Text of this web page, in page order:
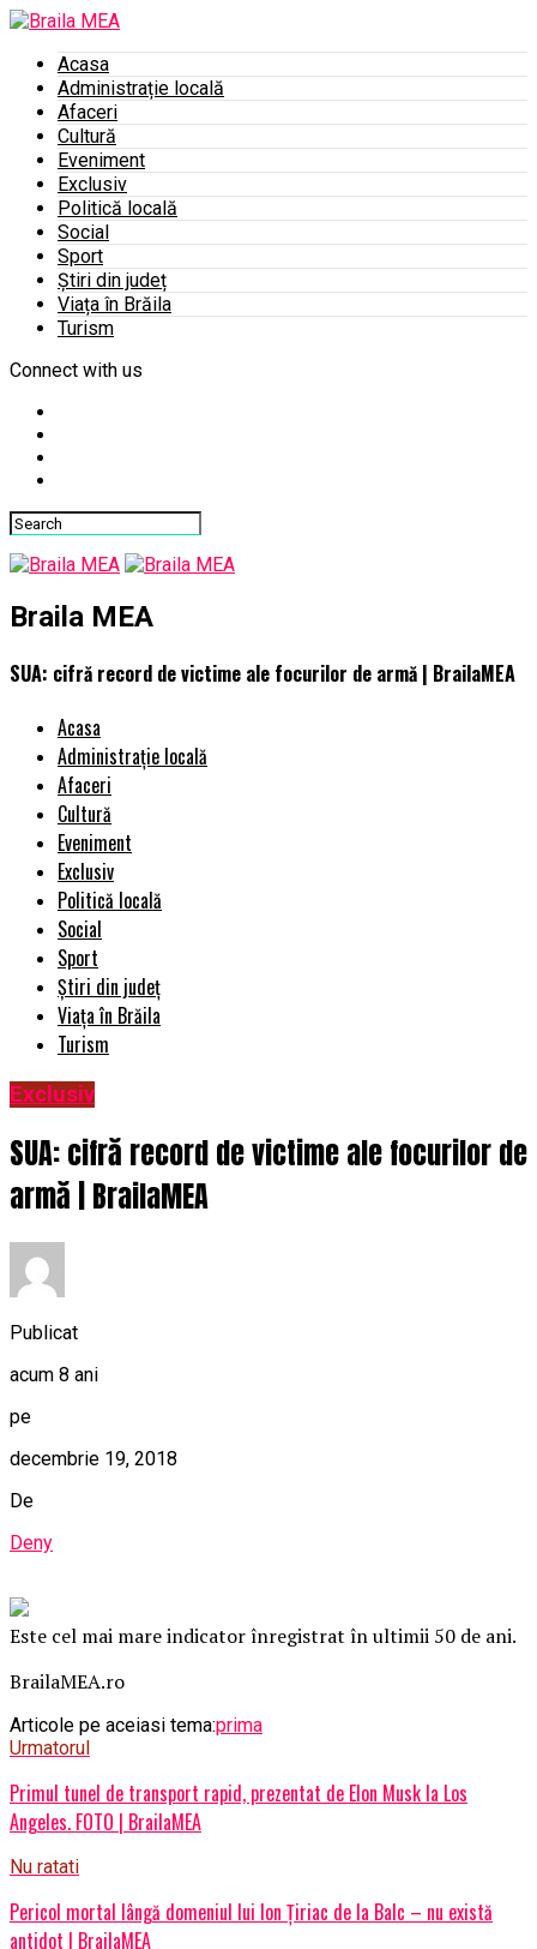
Acasa
Administrație locală
Afaceri
Cultură
Eveniment
Exclusiv
Politică locală
Social
Sport
Știri din județ
Viața în Brăila
Turism
Connect with us
Braila MEA
SUA: cifră record de victime ale focurilor de armă | BrailaMEA
Acasa
Administrație locală
Afaceri
Cultură
Eveniment
Exclusiv
Politică locală
Social
Sport
Știri din județ
Viața în Brăila
Turism
Exclusiv
SUA: cifră record de victime ale focurilor de
armă | BrailaMEA
Publicat
acum 8 ani
pe
decembrie 19, 2018
De
Deny
Este cel mai mare indicator înregistrat în ultimii 50 de ani.
BrailaMEA.ro
Articole pe aceiasi tema:prima
Urmatorul
Primul tunel de transport rapid, prezentat de Elon Musk la Los
Angeles. FOTO | BrailaMEA
Nu ratati
Pericol mortal lângă domeniul lui Ion Ţiriac de la Balc – nu există
antidot | BrailaMEA